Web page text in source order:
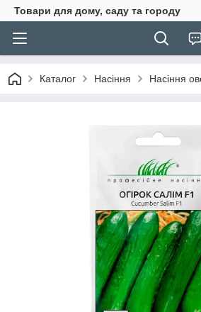
Товари для дому, саду та городу
Каталог Насіння Насіння